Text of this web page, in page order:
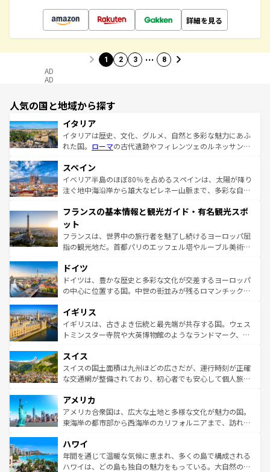
詳細を見る
1 2 3 … 8
AD
AD
人気の国と地域から探す
イタリア
イタリアは歴史、文化、グルメ、自然と多彩な魅力にあふ
れた国。 ローマの古代遺跡やフィレンツェのルネッサンス
ろん、トスカーナの美しい田園風景やアマルフィ海岸の絶
景など、自然景観も見逃せない。観光の合間には、本場の
ピザやパスタなど、絶品のイタリア料理を堪能することも
ませてくれるイタリアで、忘れられない旅をしてみよう！
なお、新着のイタリア情報は
しい。
スペイン
イベリア半島のほぼ80％を占めるスペインは、太陽が降り
注ぐ地中海沿岸から雄大なピレネー山脈まで、多彩な自然
文化が根付くこの国では、情熱的なフラメンコ、熱気あふ
れる闘牛、そして美味しいタパスが生活の一部となってい
る。首都マドリードの洗練された雰囲気や、バルセロナの
アートに溢れた街角から、地方では古代ローマ遺跡や中世
せる。地方によって風土や気候が異なるスペインはその個
性で訪れる人を魅了する。 なお、新着のスペイン情報は コ
ンテンツ一覧を参照してほしい。
フランスの基本情報と観光ガイド・有名観光スポ
ット
フランスは、世界中の旅行者を魅了し続けるヨーロッパ屈
指の観光地だ。首都パリのエッフェル塔やルーブル美術館
で、幅広い魅力が詰まっている。華麗な宮殿、歴史的な大
聖堂、美しいビーチ、そして豊かな自然が、訪れる者を心
から魅了する。また、フランスは美食の国としても知ら
いる。シャンパンの発祥地であるランス、プロヴァンスの
香り高いラベンダー畑など、多彩な楽しみ方が可能だ。さ
らに、パリ以外の地域にも魅力が溢れており、どの街角に
れる地方に足を運ぶとそれぞれで全く異なる文化を体験で
きるだろう。 なお、新着のフランス情報はコンテンツ一覧
を参照してほしい。
ドイツ
ドイツは、豊かな歴史と多彩な文化が交差するヨーロッパ
の中心に位置する国。中世の街並みが残るロマンチック街
顔を持つこの国は、どこを歩いても飽きることがない。ベ
ルリンの文化的活気、バイエルン州のアルプスの絶景、そ
してライン川沿いのワイン畑といった風景は必見。ビール
は、お酒好きな人にはぜひ体験してほしい。 なお、新着の
ドイツ情報はコンテンツ一覧を参照してほしい。
イギリス
イギリスは、古きよき伝統と最先端が共存する国。ウェス
トミンスター寺院や大英博物館のようなランドマーク、歴
リアごとに異なる魅力がある。また、優雅なアフタヌーン
ティー、ビール好きにはたまらない英国パブ、サッカー観
戦など、本場だからこそできる体験も豊富。イギリスを旅
ンツ一覧を参照してほしい。
スイス
スイスの国土面積は九州ほどの広さだが、運行時刻が正確
な交通網が整備されており、初心者でも安心して個人旅行
の建物がそのまま残る町や、スイスならではのユニークな
博物館もあり、アルプス観光だけでなく町歩きも満喫する
ことができる。国民の所得が高いため物価も高いが、旅行
ば市内交通費無料で観光を楽しむこともできる。 なお、新
着のスイス情報はコンテンツ一覧 を参照してほしい。
アメリカ
アメリカ合衆国は、広大な土地と多様な文化が魅力の国。
東海岸の都市部から西海岸のカリフォルニアまで、訪れる
のような巨大都市は、観光、ショッピング、エンターテイ
ンメントが詰まった刺激的なスポットだ。一方、アメリカ
西部には大自然が広がり、グランドキャニオンやイエロー
ハワイ
年間を通じて温暖な気候に恵まれ、多くの島で構成される
ハワイは、どの島も独自の魅力をもっている。大自然の神